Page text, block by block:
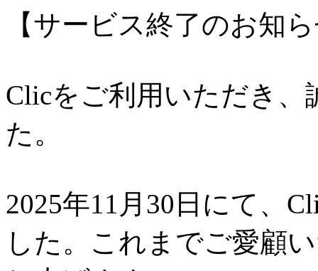
【サービス終了のお知
Clicをご利用いただき
た。
2025年11月30日にて、
した。これまでご愛顧